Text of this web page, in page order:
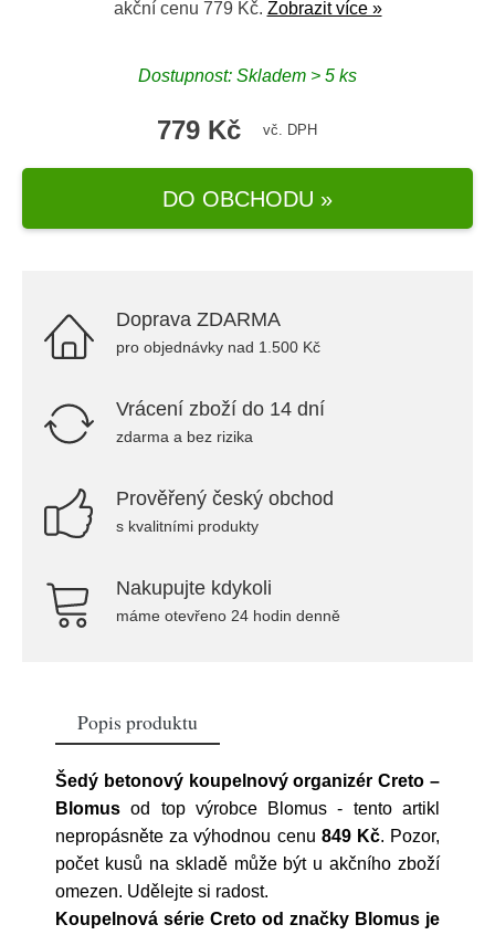
akční cenu 779 Kč. Zobrazit více »
Dostupnost: Skladem > 5 ks
779 Kč vč. DPH
DO OBCHODU »
Doprava ZDARMA
pro objednávky nad 1.500 Kč
Vrácení zboží do 14 dní
zdarma a bez rizika
Prověřený český obchod
s kvalitními produkty
Nakupujte kdykoli
máme otevřeno 24 hodin denně
Popis produktu
Šedý betonový koupelnový organizér Creto –
Blomus od top výrobce Blomus - tento artikl
nepropásněte za výhodnou cenu 849 Kč. Pozor,
počet kusů na skladě může být u akčního zboží
omezen. Udělejte si radost.
Koupelnová série Creto od značky Blomus je